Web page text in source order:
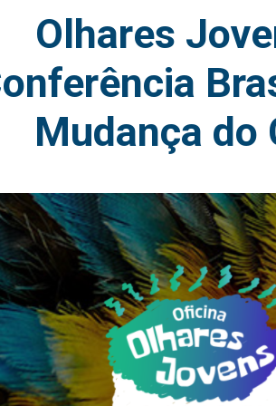
Olhares
Mudança do